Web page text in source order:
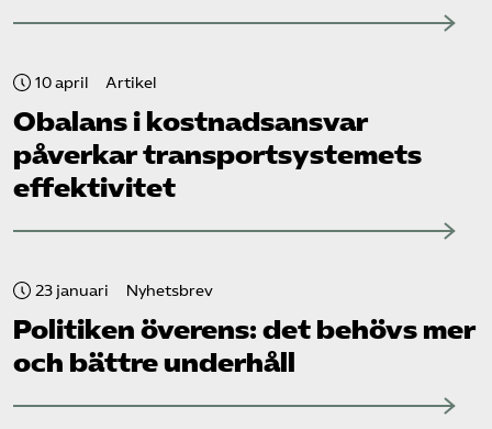
10 april Artikel
Obalans i kostnadsansvar
påverkar transportsystemets
effektivitet
23 januari Nyhetsbrev
Politiken överens: det behövs mer
och bättre underhåll